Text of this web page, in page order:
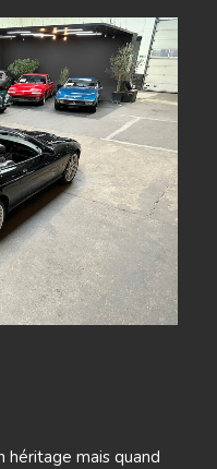
héritage mais quand